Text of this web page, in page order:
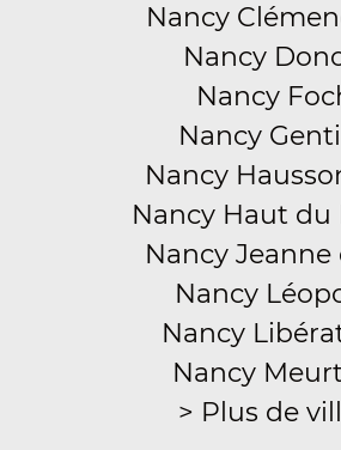
Nancy
Nancy
Nancy
Nancy
Nancy
Nancy Haut du
Nancy Jeanne
Nancy
Nancy
Nancy
> Plus de